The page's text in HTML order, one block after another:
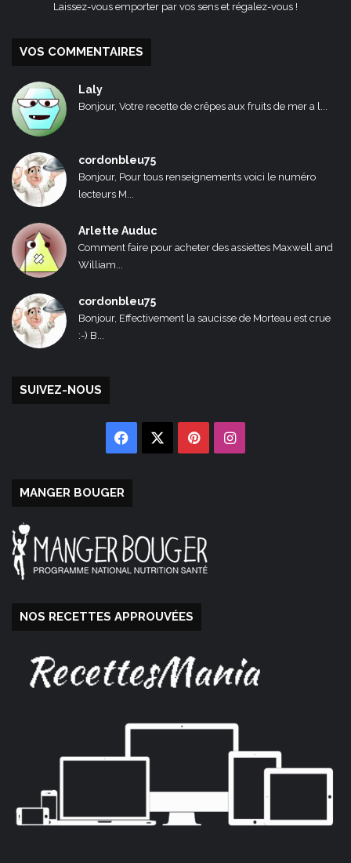
Laissez-vous emporter par vos sens et régalez-vous !
VOS COMMENTAIRES
Laly
Bonjour, Votre recette de crêpes aux fruits de mer a l...
cordonbleu75
Bonjour, Pour tous renseignements voici le numéro
lecteurs M...
Arlette Auduc
Comment faire pour acheter des assiettes Maxwell and
William...
cordonbleu75
Bonjour, Effectivement la saucisse de Morteau est crue
:-) B...
SUIVEZ-NOUS
Facebook PinterestInstagram
MANGER BOUGER
NOS RECETTES APPROUVÉES